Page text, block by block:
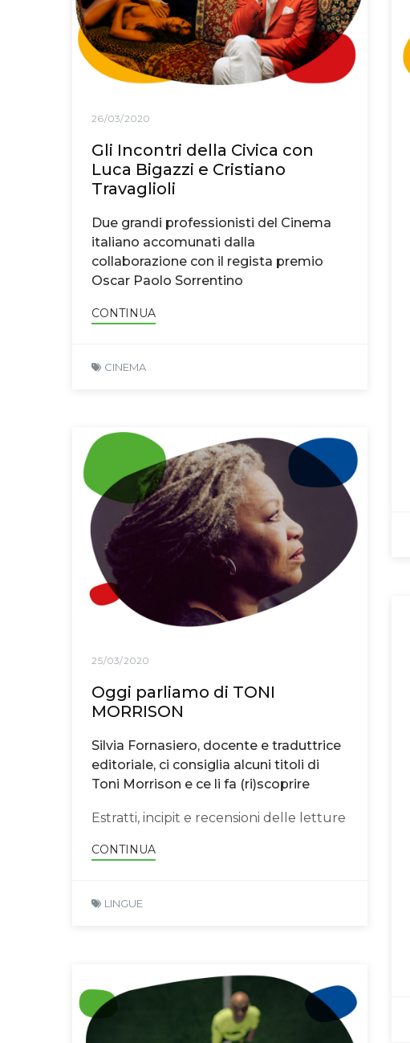
26/03/2020
Gli Incontri della Civica con
Luca Bigazzi e Cristiano
Travaglioli
Due grandi professionisti del Cinema
italiano accomunati dalla
collaborazione con il regista premio
Oscar Paolo Sorrentino
CONTINUA
CINEMA
25/03/2020
Oggi parliamo di TONI
MORRISON
Silvia Fornasiero, docente e traduttrice
editoriale, ci consiglia alcuni titoli di
Toni Morrison e ce li fa (ri)scoprire
Estratti, incipit e recensioni delle letture
CONTINUA
LINGUE